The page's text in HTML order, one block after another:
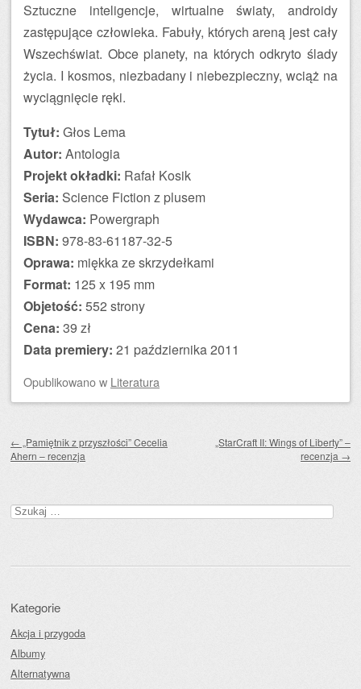
Sztuczne inteligencje, wirtualne światy, androidy
zastępujące człowieka. Fabuły, których areną jest cały
Wszechświat. Obce planety, na których odkryto ślady
życia. I kosmos, niezbadany i niebezpieczny, wciąż na
wyciągnięcie ręki.
Tytuł: Głos Lema
Autor: Antologia
Projekt okładki: Rafał Kosik
Seria: Science Fiction z plusem
Wydawca: Powergraph
ISBN: 978-83-61187-32-5
Oprawa: miękka ze skrzydełkami
Format: 125 x 195 mm
Objetość: 552 strony
Cena: 39 zł
Data premiery: 21 października 2011
Opublikowanow Literatura
← „Pamiętnik z przyszłości” Cecelia
Ahern – recenzja
„StarCraft II: Wings of Liberty” –
recenzja →
Szukaj:
Kategorie
Akcja i przygoda
Albumy
Alternatywna